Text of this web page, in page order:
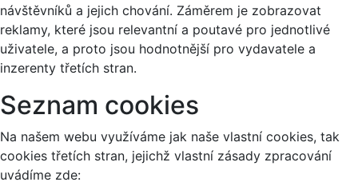
návštěvníků a jejich chování. Záměrem je zobrazovat
reklamy, které jsou relevantní a poutavé pro jednotlivé
uživatele, a proto jsou hodnotnější pro vydavatele a
inzerenty třetích stran.
Seznam cookies
Na našem webu využíváme jak naše vlastní cookies, tak
cookies třetích stran, jejichž vlastní zásady zpracování
uvádíme zde: